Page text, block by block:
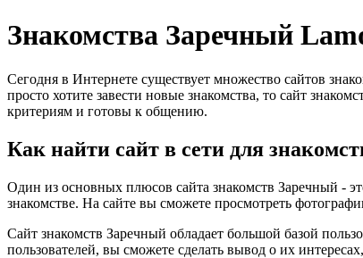
Знакомства Заречный
Сегодня в Интернете существует множество сайтов
просто хотите завести новые знакомства, то сайт
критериям и готовы к общению.
Как найти сайт в сети для
Один из основных плюсов сайта знакомств Заречный -
знакомстве. На сайте вы сможете просмотреть
Сайт знакомств Заречный обладает большой базой
пользователей, вы сможете сделать вывод о их